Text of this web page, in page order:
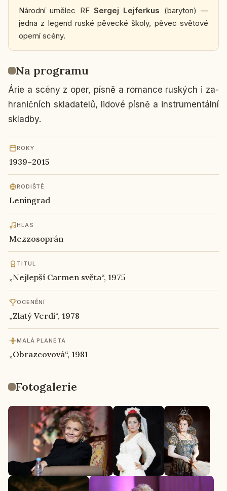
Ná­rod­ní umělec RF Sergej Lej­fer­kus (ba­ry­ton) —
jedna z legend ruské pě­vec­ké školy, pěvec svě­to­vé
operní scény.
Na pro­gra­mu
Árie a scény z oper, písně a ro­man­ce rus­kých i za­
hra­nič­ních skla­da­te­lů, lidové písně a in­stru­men­tál­ní
sklad­by.
ROKY
1939–2015
RO­DIŠ­TĚ
Le­nin­grad
HLAS
Mez­zo­soprán
TITUL
„Nej­lep­ší Carmen světa“, 1975
OCE­NĚ­NÍ
„Zlatý Verdi“, 1978
MALÁ PLA­NE­TA
„Ob­raz­co­vo­vá“, 1981
Fo­to­ga­le­rie